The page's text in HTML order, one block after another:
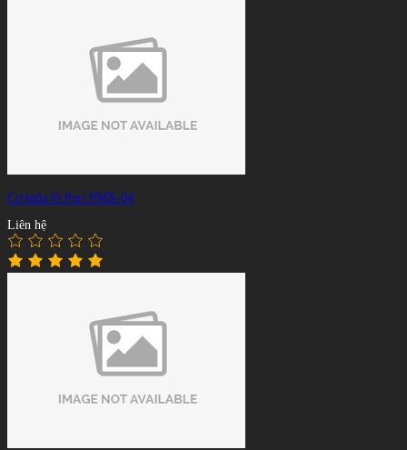
Cơ bida lỗ Peri PMX-04
Liên hệ